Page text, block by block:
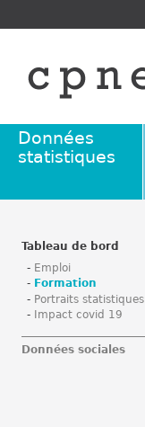
Données
statistiques
Tableau de bord
Emploi
Formation
Portraits statistiques
Impact covid 19
Données sociales